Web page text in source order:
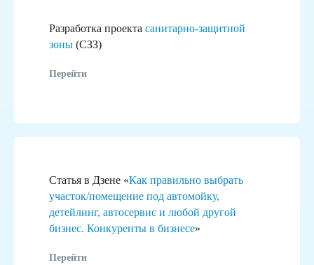
Разработка проекта санитарно-защитной
зоны (СЗЗ)
Перейти
Статья в Дзене «Как правильно выбрать
участок/помещение под автомойку,
детейлинг, автосервис и любой другой
бизнес. Конкуренты в бизнесе»
Перейти